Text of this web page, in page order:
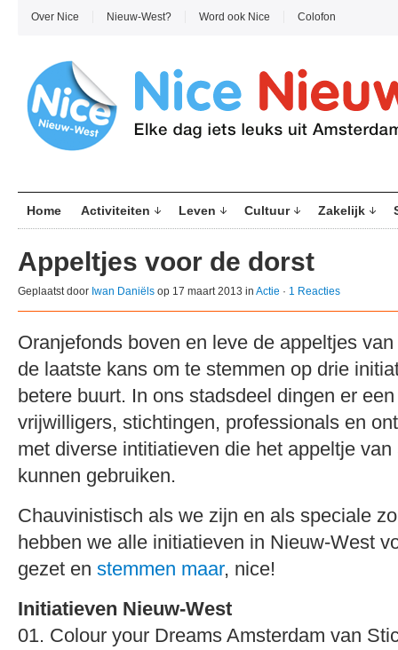
Over Nice Nieuw-West? Word ook Nice Colofon
Home Activiteiten Leven Cultuur Zakelijk
Appeltjes voor de dorst
Geplaatst door Iwan Daniëls op 17 maart 2013 in Actie · 1 Reacties
Oranjefonds boven en leve de appeltjes
de laatste kans om te stemmen op drie
betere buurt. In ons stadsdeel dingen er
vrijwilligers, stichtingen, professionals en
met diverse intitiatieven die het appeltje
kunnen gebruiken.
Chauvinistisch als we zijn en als speciale
hebben we alle initiatieven in Nieuw-West
gezet en stemmen maar, nice!
Initiatieven Nieuw-West
01. Colour your Dreams Amsterdam van